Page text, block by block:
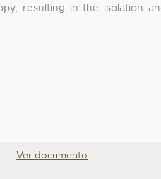
resulting in the isolation
Ver documento